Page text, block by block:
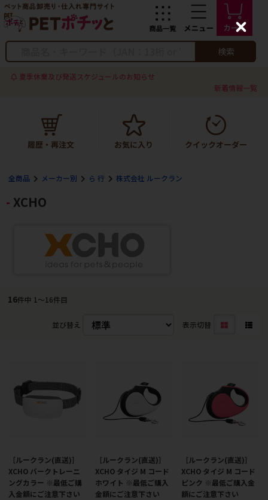
検索
夏季休業及び発送スケジュールのお知らせ
新着情報一覧
全商品 メーカー別 ら 行 株式会社 ルークラン
XCHO
16件中 1〜16件目
並び替え 表示切替
［ルークラン(直送)］
XCHO バークトレーニ
ングカラー ※最低ご購
入金額にご注意下さい
［ルークラン(直送)］
XCHO タイジ M コード
ホワイト ※最低ご購入
金額にご注意下さい
［ルークラン(直送)］
XCHO タイジ M コード
ピンク ※最低ご購入金
額にご注意下さい
C
l
s